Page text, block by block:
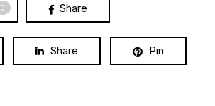
0 Share
Share Pin